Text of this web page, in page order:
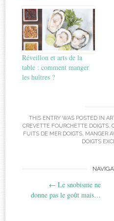
Réveillon et arts de la
table : comment manger
les huîtres ?
THIS ENTRY WAS POSTED IN
CREVETTE FOURCHETTE DOIGTS,
FUITS DE MER DOIGTS MANGER
DOIGTS
navigation
← Le snobisme ne
donne pas le goût mais…